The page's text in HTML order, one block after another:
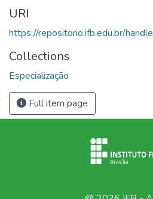
URI
https://repositorio.ifb.edu.br/
Collections
Especialização
Full item page